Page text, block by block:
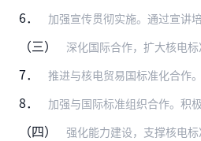
6． 加强宣传贯彻实施。通过宣讲培训、技术交流等方式，多渠道、多层次开展核电标准宣传贯彻工
（三） 深化国际合作，扩大核电标
7． 推进与核电贸易国标准化合作。加强对核电贸易国行业政策、监管体系和标准体系的
8． 加强与国际标准组织合作。积极参与国际标准组织活动，在相关国际标准化工作中发挥更大作用。加
（四） 强化能力建设，支撑核电标